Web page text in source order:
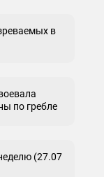
в
по гребле
(27.07